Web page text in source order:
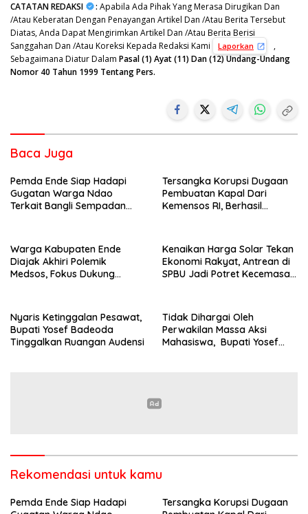
CATATAN REDAKSI : Apabila Ada Pihak Yang Merasa Dirugikan Dan
/Atau Keberatan Dengan Penayangan Artikel Dan /Atau Berita Tersebut
Diatas, Anda Dapat Mengirimkan Artikel Dan /Atau Berita Berisi
Sanggahan Dan /Atau Koreksi Kepada Redaksi Kami
Laporkan
,
Sebagaimana Diatur Dalam Pasal (1) Ayat (11) Dan (12) Undang-Undang
Nomor 40 Tahun 1999 Tentang Pers.
Baca Juga
Pemda Ende Siap Hadapi
Gugatan Warga Ndao
Terkait Bangli Sempadan
Tersangka Korupsi Dugaan
Pembuatan Kapal Dari
Kemensos RI, Berhasil
Warga Kabupaten Ende
Diajak Akhiri Polemik
Medsos, Fokus Dukung
Kenaikan Harga Solar Tekan
Ekonomi Rakyat, Antrean di
SPBU Jadi Potret Kecemasan
Nyaris Ketinggalan Pesawat,
Bupati Yosef Badeoda
Tinggalkan Ruangan Audensi
Tidak Dihargai Oleh
Perwakilan Massa Aksi
Mahasiswa, Bupati Yosef
Rekomendasi untuk kamu
Pemda Ende Siap Hadapi
Tersangka Korupsi Dugaan